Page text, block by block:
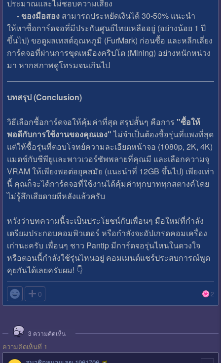
ประมาณและไม่ชอบความเสี่ยง
- ของมือสองสามารถประหยัดเงินได้ 30-50% แนะนำ
ให้หาซื้อการ์ดจอที่มีประกันศูนย์ไทยเหลืออยู่ (อย่างน้อย 1 ปี
ขึ้นไป) ขอดูผลเทสต์อุณหภูมิ (FurMark) ก่อนซื้อ และหลีกเลี่ยง
การ์ดจอที่ผ่านการขุดเหมืองคริปโต (Mining) อย่างหนักหน่วง
มา หากสภาพดูโทรมจนเกินไป
บทสรุป (Conclusion)
วิธีเลือกซื้อการ์ดจอให้คุ้มค่าที่สุด สรุปสั้นๆ คือการ "ซื้อให้
พอดีกับการใช้งานของคุณเอง"ไม่จำเป็นต้องซื้อรุ่นที่แพงที่สุด
แต่ให้ซื้อรุ่นที่ตอบโจทย์ความละเอียดหน้าจอ (1080p, 2K, 4K)
แมตช์กับซีพียูและพาวเวอร์ซัพพลายที่คุณมี และเลือกความจุ
VRAM ให้เพียงพอต่อยุคสมัย (แนะนำที่ 12GB ขึ้นไป) เพียงเท่า
นี้ คุณก็จะได้การ์ดจอที่ใช้งานได้คุ้มค่าทุกบาททุกสตางค์โดย
ไม่รู้สึกเสียดายทีหลังแล้วครับ
หวังว่าบทความนี้จะเป็นประโยชน์กับเพื่อนๆ มือใหม่ที่กำลัง
เตรียมประกอบคอมพิวเตอร์ หรือกำลังจะอัปเกรดคอมเครื่อง
เก่านะครับ เพื่อนๆ ชาว Pantip มีการ์ดจอรุ่นไหนในดวงใจ
หรือตอนนี้กำลังใช้รุ่นไหนอยู่ คอมเมนต์แชร์ประสบการณ์พูด
คุยกันได้เลยครับผม! 👇
 0 2
3 ความคิดเห็น
ความคิดเห็นที่ 1